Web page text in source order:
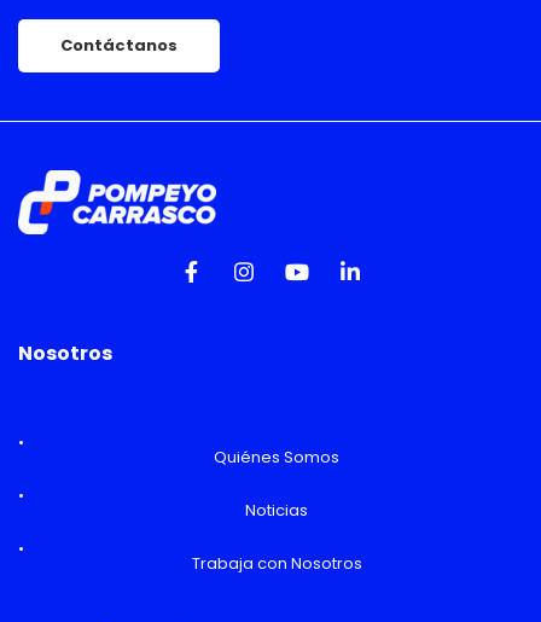
Contáctanos
Nosotros
Quiénes Somos
Noticias
Trabaja con Nosotros